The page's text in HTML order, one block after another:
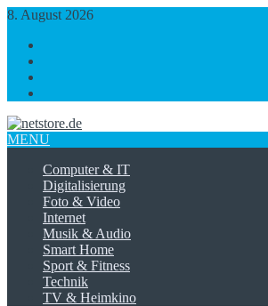
8. August 2026
MENU
Computer & IT
Digitalisierung
Foto & Video
Internet
Musik & Audio
Smart Home
Sport & Fitness
Technik
TV & Heimkino